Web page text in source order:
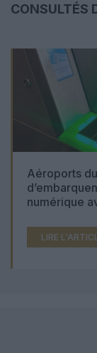
CONSULTÉS
Aéroports
numérique
LIRE